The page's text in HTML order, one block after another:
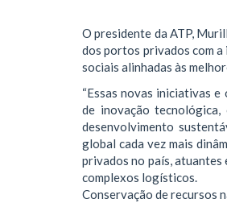
O presidente da ATP,
dos portos privados com a
sociais alinhadas às
“Essas novas iniciativas
de inovação
desenvolvimento
global cada vez mais
privados no país, atuantes
complexos logísticos.
Conservação de recursos